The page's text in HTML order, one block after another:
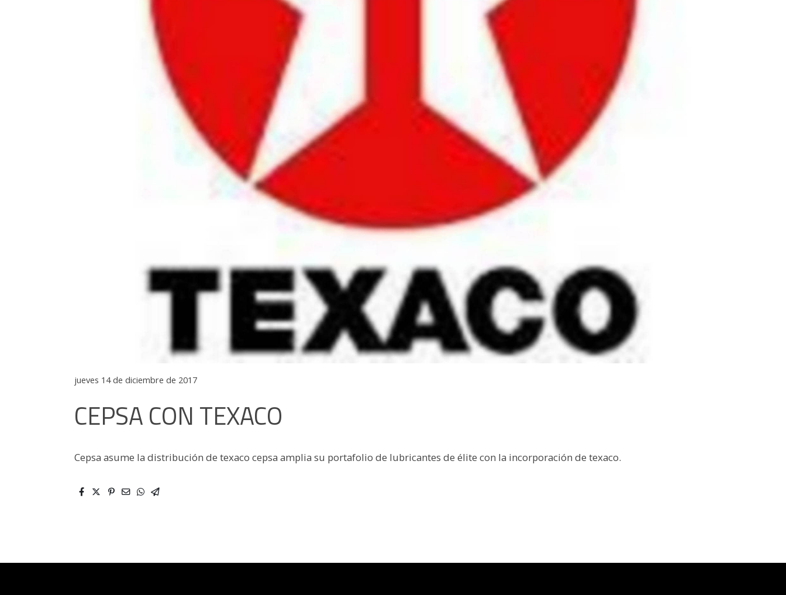
jueves 14 de diciembre de 2017
CEPSA CON TEXACO
Cepsa asume la distribución de texaco cepsa amplia su portafolio de lubricantes de élite con la incorporación de texaco.